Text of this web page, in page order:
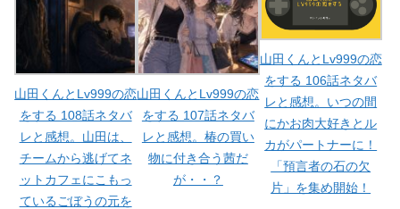
山田くんとLv999の恋
をする 108話ネタバ
レと感想。山田は、
チームから逃げてネ
ットカフェにこもっ
ているごぼうの元を
山田くんとLv999の恋
をする 107話ネタバ
レと感想。椿の買い
物に付き合う茜だ
が・・？
山田くんとLv999の恋
をする 106話ネタバ
レと感想。いつの間
にかお肉大好きとル
カがパートナーに！
「預言者の石の欠
片」を集め開始！